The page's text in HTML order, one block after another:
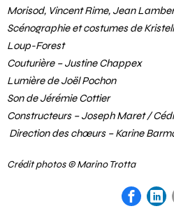
Morisod, Vincent Rime, Jean
Scénographie et costumes de
Loup-Forest
Couturière – Justine Chappex
Lumière de Joël Pochon
Son de Jérémie Cottier
Constructeurs – Joseph Maret /
Direction des chœurs – Karine
Crédit photos © Marino Trotta